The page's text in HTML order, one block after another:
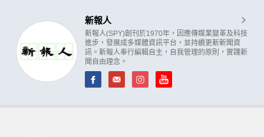
新報人
新報人(SPY)創刊於1970年，因應傳媒業變革及科技
進步，發展成多媒體資訊平台，並持續更新新聞資
訊。新報人奉行編輯自主，自我管理的原則，實踐新
聞自由理念。